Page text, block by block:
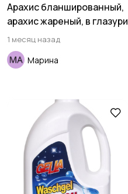
Арахис бланшированный,
арахис жареный, в глазури
1 месяц назад
Марина